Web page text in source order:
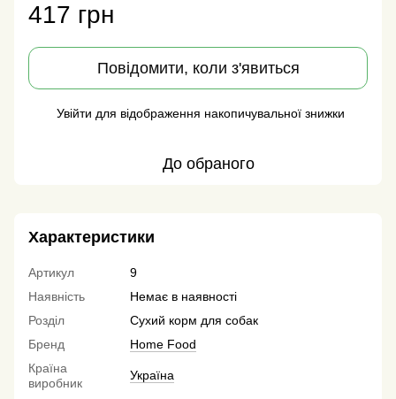
417 грн
Повідомити, коли з'явиться
Увійти для відображення накопичувальної знижки
До обраного
Характеристики
Артикул
9
Наявність
Немає в наявності
Розділ
Сухий корм для собак
Бренд
Home Food
Країна
виробник
Україна